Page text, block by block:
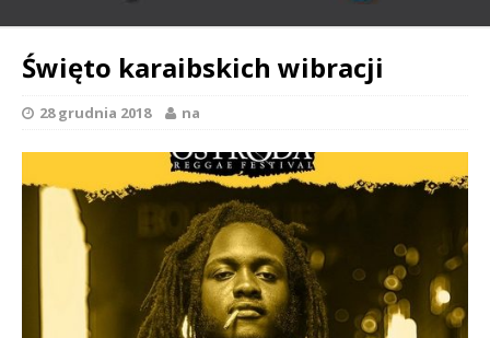
Święto karaibskich wibracji
28 grudnia 2018 na